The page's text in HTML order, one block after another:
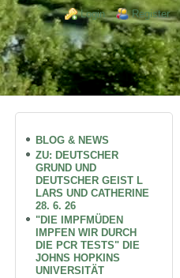
Login links
Login Register
BLOG & NEWS
ZU: DEUTSCHER
GRUND UND
DEUTSCHER GEIST L
LARS UND CATHERINE
28. 6. 26
"DIE IMPFMÜDEN
IMPFEN WIR DURCH
DIE PCR TESTS" DIE
JOHNS HOPKINS
UNIVERSITÄT